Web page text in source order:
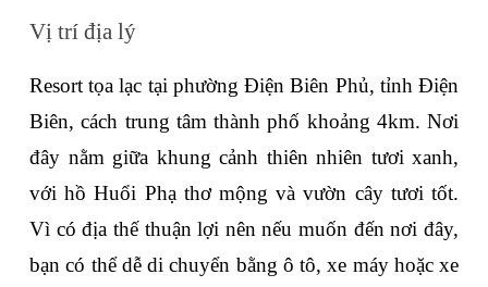
Vị trí địa lý
Resort tọa lạc tại phường Điện Biên Phủ, tỉnh Điện
Biên, cách trung tâm thành phố khoảng 4km. Nơi
đây nằm giữa khung cảnh thiên nhiên tươi xanh,
với hồ Huổi Phạ thơ mộng và vườn cây tươi tốt.
Vì có địa thế thuận lợi nên nếu muốn đến nơi đây,
bạn có thể dễ di chuyển bằng ô tô, xe máy hoặc xe